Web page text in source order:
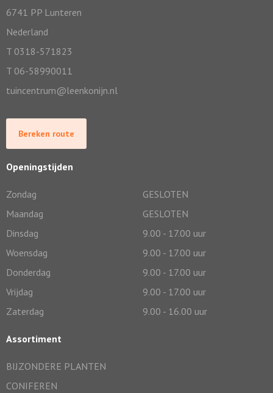
6741 PP Lunteren
Nederland
T 0318-571823
T 06-58990011
tuincentrum@leenkonijn.nl
Bereken route
Openingstijden
Zondag
GESLOTEN
Maandag
GESLOTEN
Dinsdag
9.00 - 17.00 uur
Woensdag
9.00 - 17.00 uur
Donderdag
9.00 - 17.00 uur
Vrijdag
9.00 - 17.00 uur
Zaterdag
9.00 - 16.00 uur
Assortiment
BIJZONDERE PLANTEN
CONIFEREN